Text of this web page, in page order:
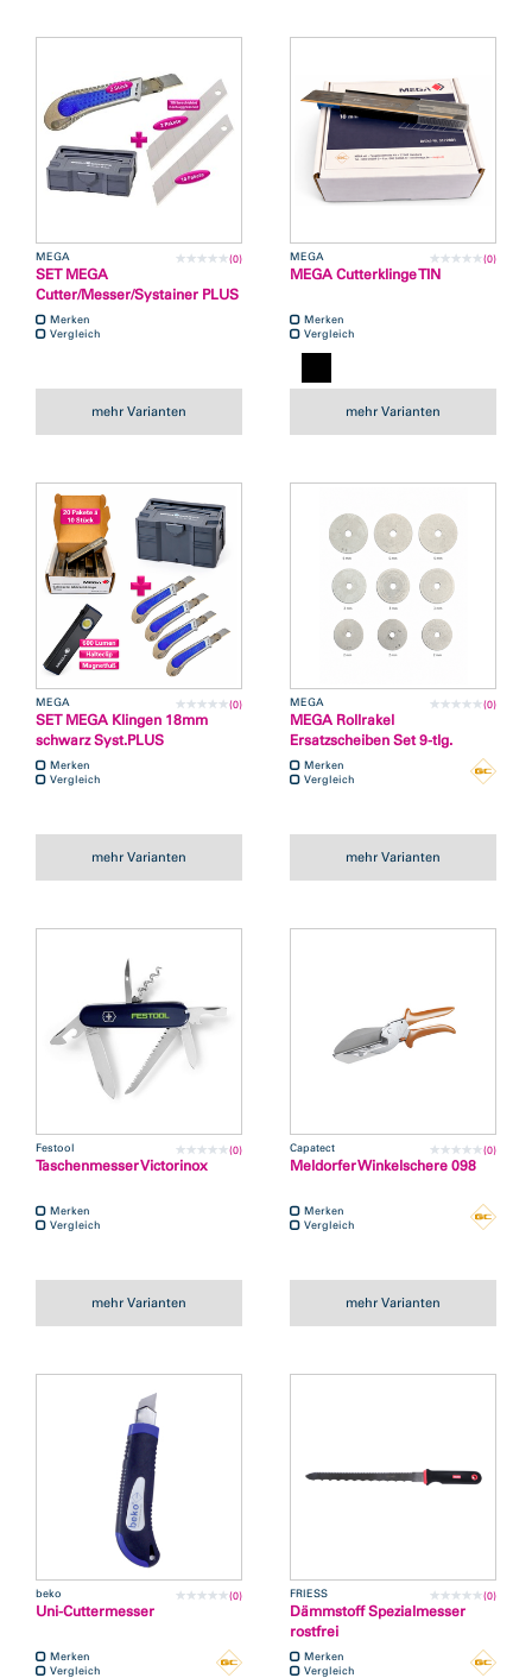
MEGA (0)
SET MEGA
Cutter/Messer/Systainer PLUS
Merken
Vergleich
mehr Varianten
MEGA (0)
MEGA Cutterklinge TIN
Merken
Vergleich
mehr Varianten
MEGA (0)
SET MEGA Klingen 18mm
schwarz Syst.PLUS
Merken
Vergleich
mehr Varianten
MEGA (0)
MEGA Rollrakel
Ersatzscheiben Set 9-tlg.
Merken
Vergleich
mehr Varianten
Festool (0)
Taschenmesser Victorinox
Merken
Vergleich
mehr Varianten
Capatect (0)
Meldorfer Winkelschere 098
Merken
Vergleich
mehr Varianten
beko (0)
Uni-Cuttermesser
Merken
Vergleich
FRIESS (0)
Dämmstoff Spezialmesser
rostfrei
Merken
Vergleich